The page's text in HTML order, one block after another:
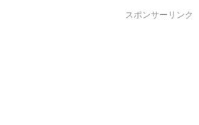
スポンサーリンク